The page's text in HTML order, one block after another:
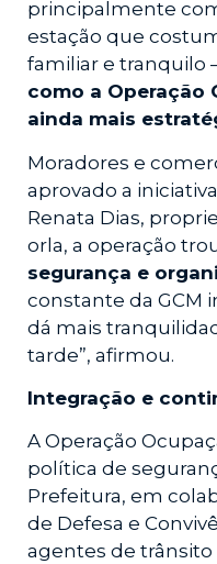
principalmente
estação que
familiar e tranquilo
como a Operação
ainda mais
Moradores e
aprovado a
Renata Dias,
orla, a operação
segurança e
constante da GCM
dá mais
tarde”, afirmou.
Integração e
A Operação
política de
Prefeitura, em
de Defesa e
agentes de trânsito